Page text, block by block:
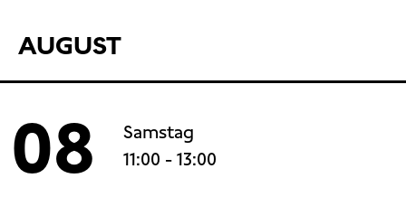
AUGUST
08
Samstag
11:00 - 13:00